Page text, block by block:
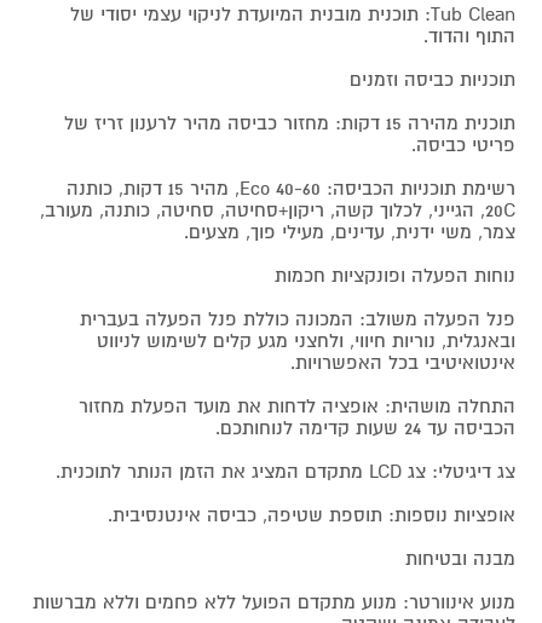
Tub Clean: תוכנית מובנית המיועדת לניקוי עצמי יסודי של
התוף והדוד.
תוכניות כביסה וזמנים
תוכנית מהירה 15 דקות: מחזור כביסה מהיר לרענון זריז של
פריטי כביסה.
רשימת תוכניות הכביסה: 40-60 Eco, מהיר 15 דקות, כותנה
20C, הגייני, לכלוך קשה, ריקון+סחיטה, סחיטה, כותנה, מעורב,
צמר, משי ידנית, עדינים, מעילי פוך, מצעים.
נוחות הפעלה ופונקציות חכמות
פנל הפעלה משולב: המכונה כוללת פנל הפעלה בעברית
ובאנגלית, נוריות חיווי, ולחצני מגע קלים לשימוש לניווט
אינטואיטיבי בכל האפשרויות.
התחלה מושהית: אופציה לדחות את מועד הפעלת מחזור
הכביסה עד 24 שעות קדימה לנוחותכם.
צג דיגיטלי: צג LCD מתקדם המציג את הזמן הנותר לתוכנית.
אופציות נוספות: תוספת שטיפה, כביסה אינטנסיבית.
מבנה ובטיחות
מנוע אינוורטר: מנוע מתקדם הפועל ללא פחמים וללא מברשות